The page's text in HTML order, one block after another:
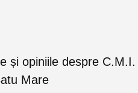
și opiniile despre
Mare